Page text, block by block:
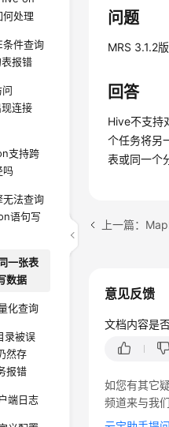
何处理
条件查询
报错
连接
支持跨
吗
法查询
语句写
一张表
数据
化查询
录被误
然存
报错
端日志
问题
MRS 3.1.2
回答
Hive不支持
个任务将另
表或同一个
意见反馈
文档内容是
如您有其它
频道来与我